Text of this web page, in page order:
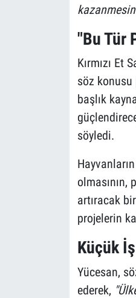
"Bu Tür
Kırmızı Et
söz konusu
başlık
söyledi.
artıracak
projelerin
Küçük
Yücesan,
ederek,